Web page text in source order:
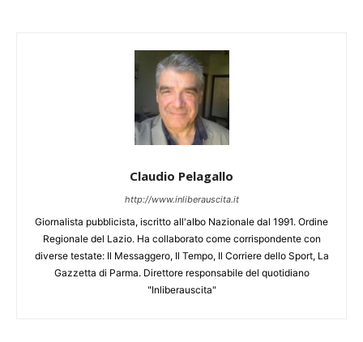
Claudio Pelagallo
http://www.inliberauscita.it
Giornalista pubblicista, iscritto all'albo Nazionale dal 1991. Ordine
Regionale del Lazio. Ha collaborato come corrispondente con
diverse testate: Il Messaggero, Il Tempo, Il Corriere dello Sport, La
Gazzetta di Parma. Direttore responsabile del quotidiano
"Inliberauscita"